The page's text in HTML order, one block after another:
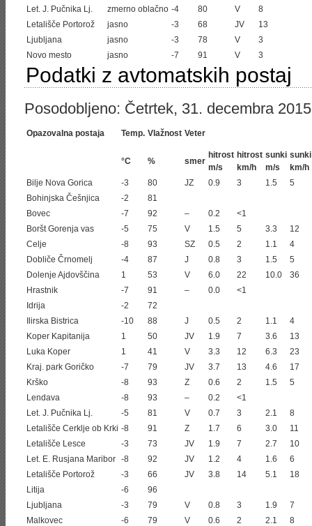
Let. J. Pučnika Lj.
zmerno oblačno -4 80 V 8
Letališče Portorož
jasno -3 68 JV 13
Ljubljana
jasno -3 78 V 3
Novo mesto
jasno -7 91 V 3
Podatki z avtomatskih postaj
Posodobljeno: Četrtek, 31. decembra
Opazovalna postaja Temp. Vlažnost Veter
°C % smer
hitrost
m/s
hitrost
km/h
sunki
m/s
sunki
km/h
Bilje Nova Gorica
-3 80 JZ 0.9 3 1.5
5
Bohinjska Češnjica
-2
81
Bovec
-7 92 – 0.2
<1
Boršt Gorenja vas
-5 75 V 1.5 5 3.3
12
Celje
-8 93 SZ 0.5 2 1.1
4
Dobliče Črnomelj
-4 87 J 0.8 3 1.5
5
Dolenje Ajdovščina
1 53 V 6.0 22 10.0
36
Hrastnik
-7 91 – 0.0
<1
Idrija
-2
72
Ilirska Bistrica
-10 88 J 0.5 2 1.1
4
Koper Kapitanija
1 50 JV 1.9 7 3.6
13
Luka Koper
1 41 V 3.3 12 6.3
23
Kraj. park Goričko
-7 79 JV 3.7 13 4.6
17
Krško
-8 93 Z 0.6 2 1.5
5
Lendava
-8 93 – 0.2
<1
Let. J. Pučnika Lj.
-5 81 V 0.7 3 2.1
8
Letališče Cerklje ob Krki -8 91 Z 1.7 6 3.0
11
Letališče Lesce
-3 73 JV 1.9 7 2.7
10
Let. E. Rusjana Maribor -8 92 JV 1.2 4 1.6
6
Letališče Portorož
-3 66 JV 3.8 14 5.1
18
Litija
-6
96
Ljubljana
-3 79 V 0.8 3 1.9
7
Malkovec
-6 79 V 0.6 2 2.1
8